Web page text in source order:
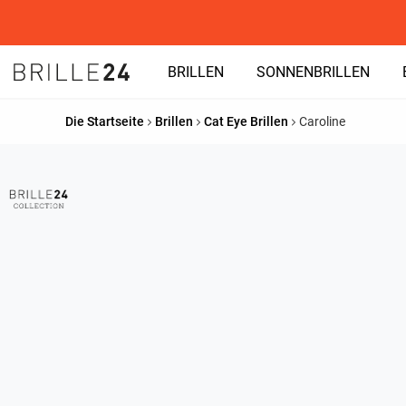
BRILLEN SONNENBRILLEN
Die Startseite Brillen Cat Eye Brillen Caroline